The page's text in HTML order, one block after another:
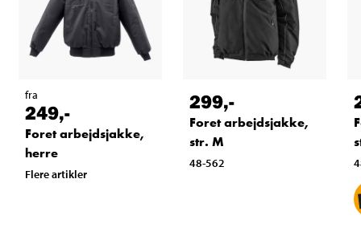
fra
249,-
Foret arbejdsjakke,
herre
Flere artikler
299,-
Foret arbejdsjakke,
str. M
48-562